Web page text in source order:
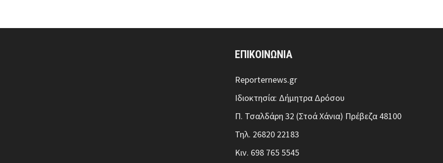
ΕΠΙΚΟΙΝΩΝΙΑ
Reporternews.gr
Ιδιοκτησία: Δήμητρα Δρόσου
Π. Τσαλδάρη 32 (Στοά Χάνια) Πρέβεζα 48100
Τηλ. 26820 22183
Κιν. 698 765 5545